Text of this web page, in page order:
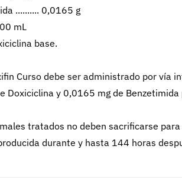
.......... 0,0165 g
mL
base.
Curso debe ser administrado por vía
Doxiciclina y 0,0165 mg de Benzetimida
tratados no deben sacrificarse
durante y hasta 144 horas